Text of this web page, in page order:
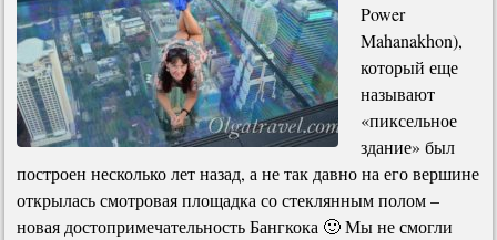
Power
Mahanakhon),
который еще
называют
«пиксельное
здание» был
построен несколько лет назад, а не так давно на его вершине
открылась смотровая площадка со стеклянным полом –
новая достопримечательность Бангкока 🙂 Мы не смогли